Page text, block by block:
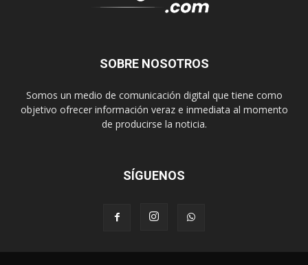
SOBRE NOSOTROS
Somos un medio de comunicación digital que tiene como
objetivo ofrecer información veraz e inmediata al momento
de producirse la noticia.
SÍGUENOS